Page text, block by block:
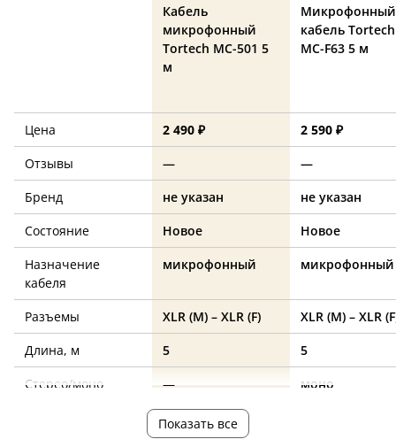
Кабель
микрофонный
Tortech MC-501 5
м
Микрофонный
кабель Tortech
MC-F63 5 м
Цена 2 490 ₽
2 590 ₽
Отзывы
—
—
Бренд
не указан
не указан
Состояние
Новое
Новое
Назначение
кабеля
микрофонный микрофонный
Разъемы XLR (M) – XLR (F)
XLR (M) – XLR
Длина, м
5
5
Стерео/моно
— моно
Показать все